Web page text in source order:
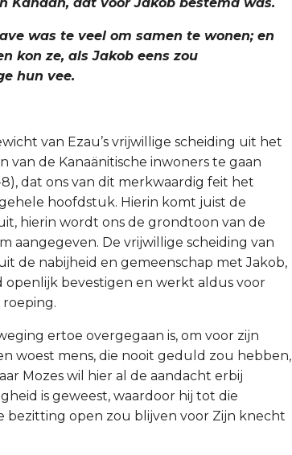
was te veel om samen te wonen; en
kon ze, als Jakob eens zou
hun vee.
van Ezau’s vrijwillige scheiding uit het
van de Kanaänitische inwoners te gaan
dat ons van dit merkwaardig feit het
hoofdstuk. Hierin komt juist de
hierin wordt ons de grondtoon van de
aangegeven. De vrijwillige scheiding van
de nabijheid en gemeenschap met Jakob,
openlijk bevestigen en werkt aldus voor
roeping.
ertoe overgegaan is, om voor zijn
woest mens, die nooit geduld zou hebben,
Mozes wil hier al de aandacht erbij
is geweest, waardoor hij tot die
bezitting open zou blijven voor Zijn knecht